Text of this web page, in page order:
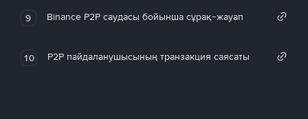
9 Binance P2P саудасы бойынша сұрақ-жауап
10 P2P пайдаланушысының транзакция саясаты